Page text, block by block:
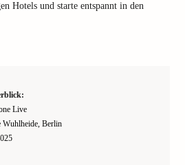
Hotels und starte entspannt in den
Live
Wuhlheide, Berlin